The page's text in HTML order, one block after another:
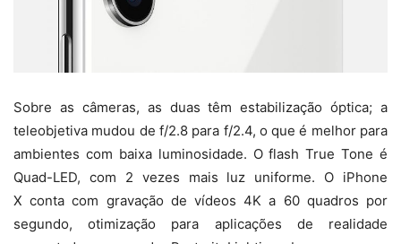
Sobre as câmeras, as duas têm estabilização óptica; a
teleobjetiva mudou de f/2.8 para f/2.4, o que é melhor para
ambientes com baixa luminosidade. O flash True Tone é
Quad-LED, com 2 vezes mais luz uniforme. O iPhone
X conta com gravação de vídeos 4K a 60 quadros por
segundo, otimização para aplicações de realidade